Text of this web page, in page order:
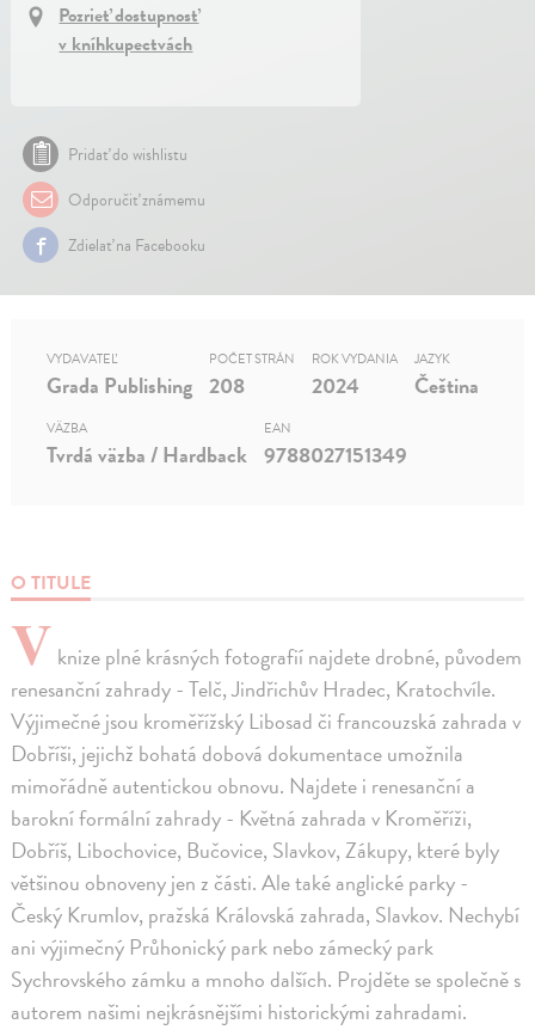
Pozrieť dostupnosť
v kníhkupectvách
Pridať do wishlistu
Odporučiť známemu
Zdielať na Facebooku
O TITULE
V knize plné krásných fotografií najdete drobné, původem
renesanční zahrady - Telč, Jindřichův Hradec, Kratochvíle.
Výjimečné jsou kroměřížský Libosad či francouzská zahrada v
Dobříši, jejichž bohatá dobová dokumentace umožnila
mimořádně autentickou obnovu. Najdete i renesanční a
barokní formální zahrady - Květná zahrada v Kroměříži,
Dobříš, Libochovice, Bučovice, Slavkov, Zákupy, které byly
většinou obnoveny jen z části. Ale také anglické parky -
Český Krumlov, pražská Královská zahrada, Slavkov. Nechybí
ani výjimečný Průhonický park nebo zámecký park
Sychrovského zámku a mnoho dalších. Projděte se společně s
autorem našimi nejkrásnějšími historickými zahradami.
VYDAVATEĽ
Grada Publishing
POČET STRÁN
208
ROK VYDANIA
2024
JAZYK
Čeština
VÄZBA
Tvrdá väzba / Hardback
EAN
9788027151349